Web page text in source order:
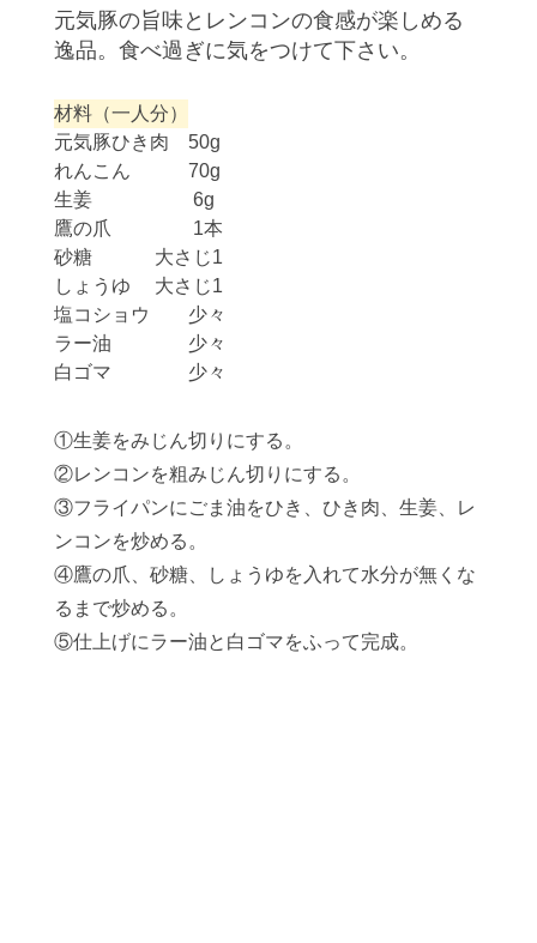
元気豚の旨味とレンコンの食感が楽しめる
逸品。食べ過ぎに気をつけて下さい。
材料（一人分）
元気豚ひき肉 50g
れんこん 70g
生姜 6g
鷹の爪 1本
砂糖 大さじ1
しょうゆ 大さじ1
塩コショウ 少々
ラー油 少々
白ゴマ 少々
①生姜をみじん切りにする。
②レンコンを粗みじん切りにする。
③フライパンにごま油をひき、ひき肉、生姜、レ
ンコンを炒める。
④鷹の爪、砂糖、しょうゆを入れて水分が無くな
るまで炒める。
⑤仕上げにラー油と白ゴマをふって完成。